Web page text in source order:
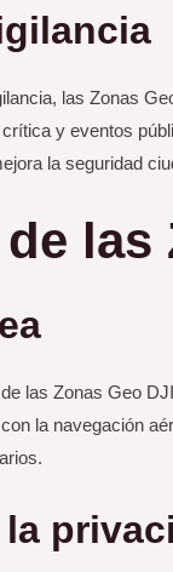
las Zonas
y eventos
la seguridad
las
las Zonas Geo
la navegación